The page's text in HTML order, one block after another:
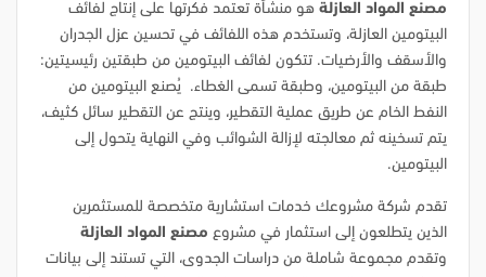
مصنع المواد العازلة هو منشأة تعتمد فكرتها على إنتاج لفائف
البيتومين العازلة، وتستخدم هذه اللفائف في تحسين عزل الجدران
والأسقف والأرضيات. تتكون لفائف البيتومين من طبقتين رئيسيتين:
طبقة من البيتومين، وطبقة تسمى الغطاء. يُصنع البيتومين من
النفط الخام عن طريق عملية التقطير، وينتج عن التقطير سائل كثيف،
يتم تسخينه ثم معالجته لإزالة الشوائب وفي النهاية يتحول إلى
البيتومين.
تقدم شركة مشروعك خدمات استشارية متخصصة للمستثمرين
الذين يتطلعون إلى استثمار في مشروع مصنع المواد العازلة
وتقدم مجموعة شاملة من دراسات الجدوى، التي تستند إلى بيانات